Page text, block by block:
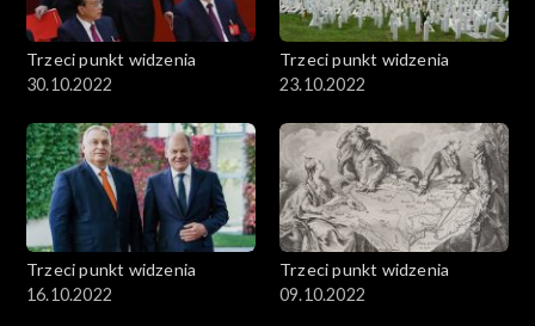
Trzeci punkt widzenia
30.10.2022
Trzeci punkt widzenia
23.10.2022
Trzeci punkt widzenia
16.10.2022
Trzeci punkt widzenia
09.10.2022